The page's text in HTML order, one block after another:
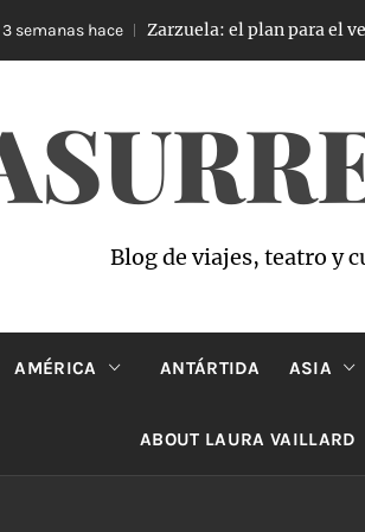
hace Zarzuela: el plan para el
Blog de viajes, teatro y
AMÉRICA ANTÁRTIDA ASIA
ABOUT LAURA VAILLARD